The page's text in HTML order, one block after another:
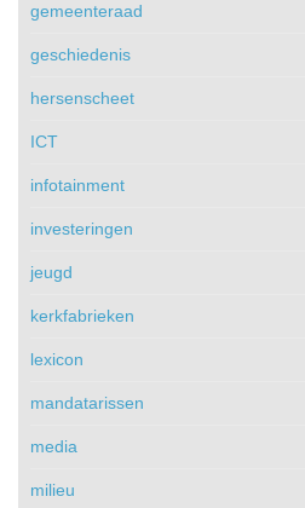
gemeenteraad
geschiedenis
hersenscheet
ICT
infotainment
investeringen
jeugd
kerkfabrieken
lexicon
mandatarissen
media
milieu